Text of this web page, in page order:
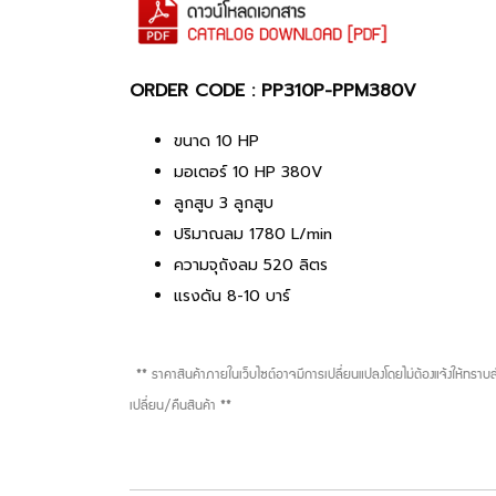
ORDER CODE : PP310P-PPM380V
ขนาด 10 HP
มอเตอร์ 10 HP 380V
ลูกสูบ 3 ลูกสูบ
ปริมาณลม 1780 L/min
ความจุถังลม 520 ลิตร
แรงดัน 8-10 บาร์
** ราคาสินค้าภายในเว็บไซต์อาจมีการเปลี่ยนแปลงโดยไม่ต้องแจ้งให้ท
เปลี่ยน/คืนสินค้า **